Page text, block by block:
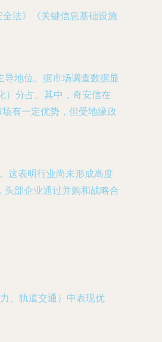
法》《关键信息基础设施
地位。据市场调查数据显
）分占。其中，奇安信在
有一定优势，但受地缘政
这表明行业尚未形成高度
部企业通过并购和战略合
、轨道交通）中表现优